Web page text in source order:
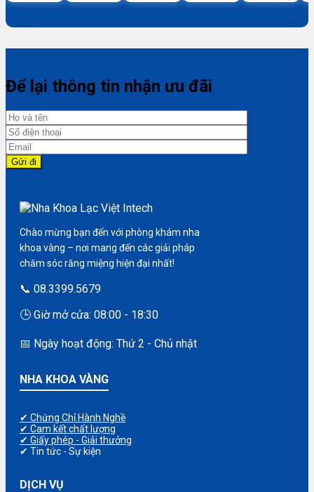
Để lại thông tin nhận ưu đãi
Chào mừng bạn đến với phòng khám nha
khoa vàng – nơi mang đến các giải pháp
chăm sóc răng miệng hiện đại nhất!
📞 08.3399.5679
🕒 Giờ mở cửa: 08:00 - 18:30
📅 Ngày hoạt động: Thứ 2 - Chủ nhật
NHA KHOA VÀNG
✔ Chứng Chỉ Hành Nghề
✔ Cam kết chất lượng
✔ Giấy phép - Giải thưởng
✔ Tin tức - Sự kiện
DỊCH VỤ